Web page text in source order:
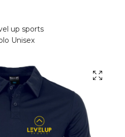
up sports
Unisex